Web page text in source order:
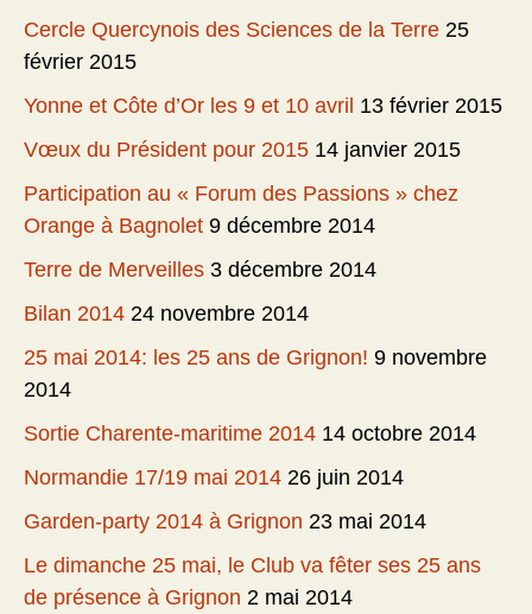
Cercle Quercynois des Sciences de la Terre 25
février 2015
Yonne et Côte d’Or les 9 et 10 avril 13 février 2015
Vœux du Président pour 2015 14 janvier 2015
Participation au « Forum des Passions » chez
Orange à Bagnolet 9 décembre 2014
Terre de Merveilles 3 décembre 2014
Bilan 2014 24 novembre 2014
25 mai 2014: les 25 ans de Grignon! 9 novembre
2014
Sortie Charente-maritime 2014 14 octobre 2014
Normandie 17/19 mai 2014 26 juin 2014
Garden-party 2014 à Grignon 23 mai 2014
Le dimanche 25 mai, le Club va fêter ses 25 ans
de présence à Grignon 2 mai 2014